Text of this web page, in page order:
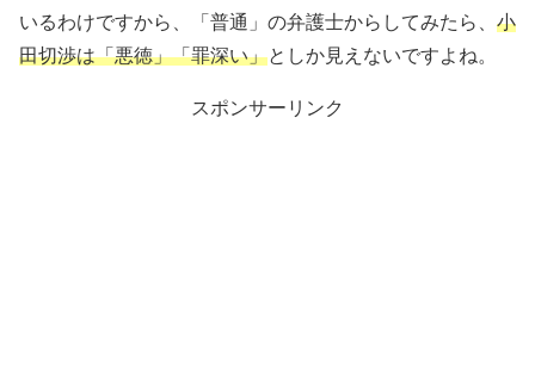
いるわけですから、「普通」の弁護士からしてみたら、 小
田切渉は「悪徳」「罪深い」としか見えないですよね。
スポンサーリンク